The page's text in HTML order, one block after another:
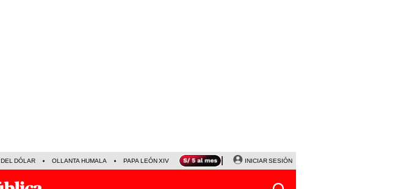
DÓLAR OLLANTA HUMALA PAPA LEÓN XIV NALDY SALDAÑA LA BELLA LUZ
INICIAR SESIÓN